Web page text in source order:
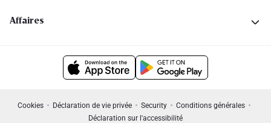
Affaires
Cookies Déclaration de vie privée Security
Conditions générales
Déclaration sur l'accessibilité